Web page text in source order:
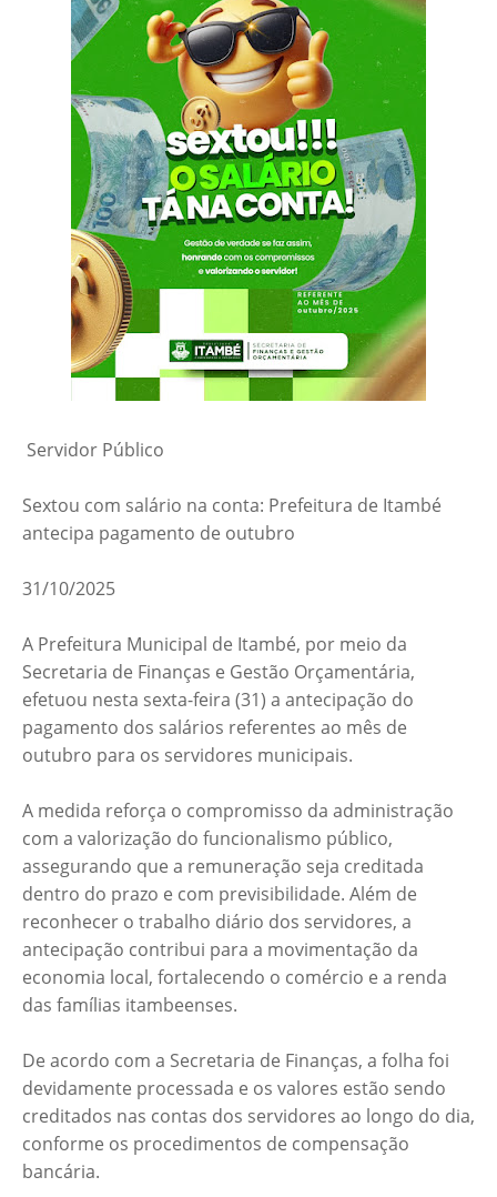
Servidor Público
Sextou com salário na conta: Prefeitura de Itambé
antecipa pagamento de outubro
31/10/2025
A Prefeitura Municipal de Itambé, por meio da
Secretaria de Finanças e Gestão Orçamentária,
efetuou nesta sexta-feira (31) a antecipação do
pagamento dos salários referentes ao mês de
outubro para os servidores municipais.
A medida reforça o compromisso da administração
com a valorização do funcionalismo público,
assegurando que a remuneração seja creditada
dentro do prazo e com previsibilidade. Além de
reconhecer o trabalho diário dos servidores, a
antecipação contribui para a movimentação da
economia local, fortalecendo o comércio e a renda
das famílias itambeenses.
De acordo com a Secretaria de Finanças, a folha foi
devidamente processada e os valores estão sendo
creditados nas contas dos servidores ao longo do dia,
conforme os procedimentos de compensação
bancária.